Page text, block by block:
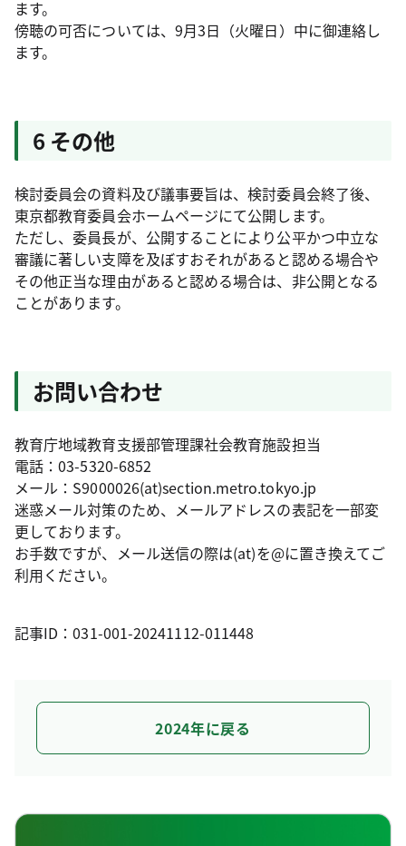
ます。
傍聴の可否については、9月3日（火曜日）中に御連絡し
ます。
6 その他
検討委員会の資料及び議事要旨は、検討委員会終了後、
東京都教育委員会ホームページにて公開します。
ただし、委員長が、公開することにより公平かつ中立な
審議に著しい支障を及ぼすおそれがあると認める場合や
その他正当な理由があると認める場合は、非公開となる
ことがあります。
お問い合わせ
教育庁地域教育支援部管理課社会教育施設担当
電話：03-5320-6852
メール：S9000026(at)section.metro.tokyo.jp
迷惑メール対策のため、メールアドレスの表記を一部変
更しております。
お手数ですが、メール送信の際は(at)を@に置き換えてご
利用ください。
記事ID：031-001-20241112-011448
2024年に戻る